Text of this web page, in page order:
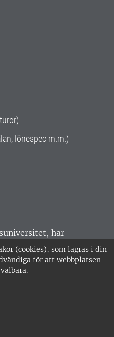
(cookies), som lagras i din
för att webbplatsen
lönespec m.m.)
har
Huvudorter är
SLU är
14001. •
2817 •
av